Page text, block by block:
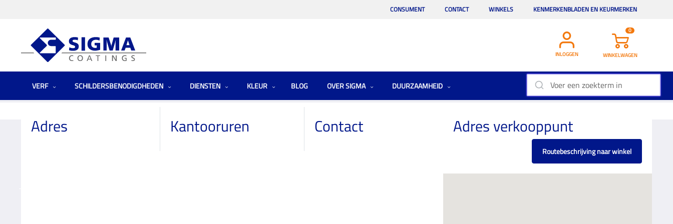
CONSUMENT CONTACT WINKELS KENMERKENBLADEN EN KEURMERKEN
INLOGGEN
0
WINKELWAGEN
VERF SCHILDERSBENODIGDHEDEN DIENSTEN KLEUR BLOG OVER SIGMA DUURZAAMHEID
Adres Kantooruren Contact Adres verkooppunt
Routebeschrijving naar winkel